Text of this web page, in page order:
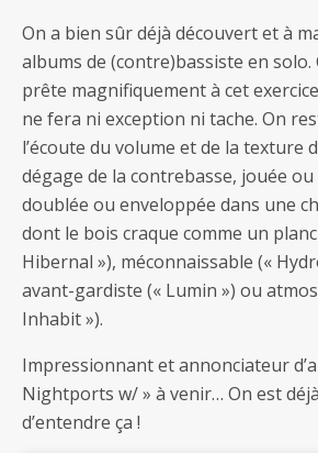
On a bien sûr déjà découvert et à
albums de (contre)bassiste en
prête magnifiquement à cet
ne fera ni exception ni tache. On
l’écoute du volume et de la texture
dégage de la contrebasse, jouée ou
doublée ou enveloppée dans une
dont le bois craque comme un
Hibernal »), méconnaissable («
avant-gardiste (« Lumin ») ou
Inhabit »).
Impressionnant et annonciateur
Nightports w/ » à venir… On est
d’entendre ça !